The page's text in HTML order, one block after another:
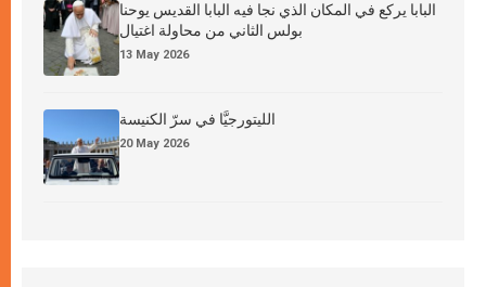
البابا يركع في المكان الذي نجا فيه البابا القديس يوحنا
بولس الثاني من محاولة اغتيال
13 May 2026
الليتورجيَّا في سرّ الكنيسة
20 May 2026